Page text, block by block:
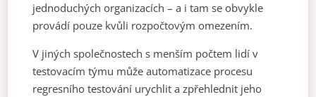
jednoduchých organizacích – a i tam se obvykle
provádí pouze kvůli rozpočtovým omezením.
V jiných společnostech s menším počtem lidí v
testovacím týmu může automatizace procesu
regresního testování urychlit a zpřehlednit jeho